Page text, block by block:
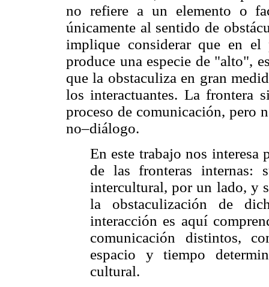
no refiere a un elemento o
únicamente al sentido de
implique considerar que en el
produce una especie de "alto",
que la obstaculiza en gran
los interactuantes. La frontera
proceso de comunicación, pero
no–diálogo.
En este trabajo nos interesa
de las fronteras internas:
intercultural, por un lado, y
la obstaculización de
interacción es aquí
comunicación distintos,
espacio y tiempo
cultural.